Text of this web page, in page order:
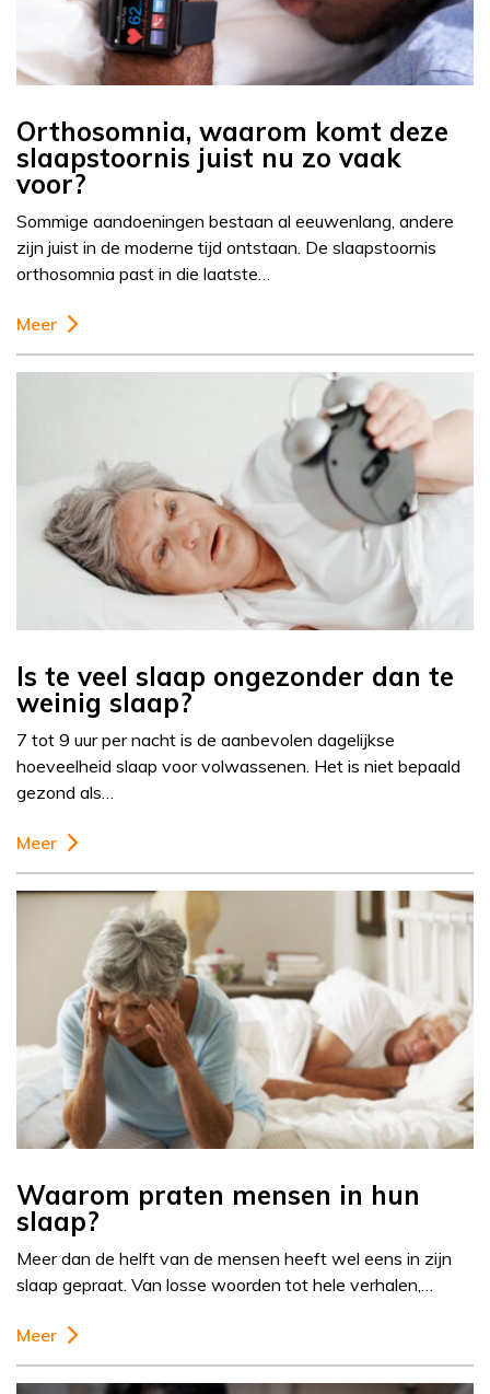
Orthosomnia, waarom komt deze
slaapstoornis juist nu zo vaak
voor?
Sommige aandoeningen bestaan al eeuwenlang, andere
zijn juist in de moderne tijd ontstaan. De slaapstoornis
orthosomnia past in die laatste…
Meer
Is te veel slaap ongezonder dan te
weinig slaap?
7 tot 9 uur per nacht is de aanbevolen dagelijkse
hoeveelheid slaap voor volwassenen. Het is niet bepaald
gezond als…
Meer
Waarom praten mensen in hun
slaap?
Meer dan de helft van de mensen heeft wel eens in zijn
slaap gepraat. Van losse woorden tot hele verhalen,…
Meer